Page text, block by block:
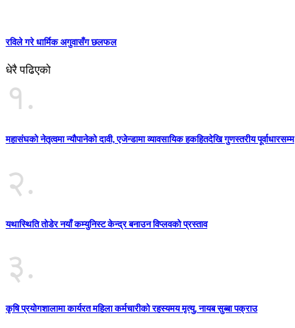
रविले गरे धार्मिक अगुवासँग छलफल
धेरै पढिएको
१.
महासंघको नेतृत्वमा न्यौपानेको दावी, एजेन्डामा व्यावसायिक हकहितदेखि गुणस्तरीय पूर्वाधारसम्म
२.
यथास्थिति तोडेर नयाँ कम्युनिस्ट केन्द्र बनाउन विप्लवको प्रस्ताव
३.
कृषि प्रयोगशालामा कार्यरत महिला कर्मचारीको रहस्यमय मृत्यु, नायब सुब्बा पक्राउ